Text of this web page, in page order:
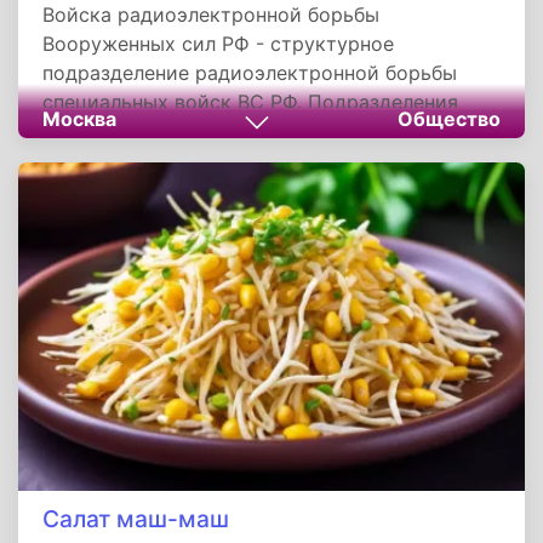
Войска радиоэлектронной борьбы
Вооруженных сил РФ - структурное
подразделение радиоэлектронной борьбы
специальных войск ВС РФ. Подразделения
войск осуществляют мероприятия для
завоевания господства в эфире, защиты своих
систем управления войсками
Москва Общество
Салат маш-маш